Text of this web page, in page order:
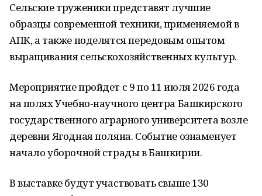
Сельские труженики представят лучшие
образцы современной техники, применяемой в
АПК, а также поделятся передовым опытом
выращивания сельскохозяйственных культур.
Мероприятие пройдет с 9 по 11 июля 2026 года
на полях Учебно-научного центра Башкирского
государственного аграрного университета возле
деревни Ягодная поляна. Событие ознаменует
начало уборочной страды в Башкирии.
В выставке будут участвовать свыше 130